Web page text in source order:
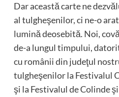
Dar această carte ne
al tulgheşenilor, ci ne-o
lumină deosebită. Noi,
de-a lungul timpului,
cu românii din judeţul
tulgheşenilor la Festivalul
şi la Festivalul de Colinde